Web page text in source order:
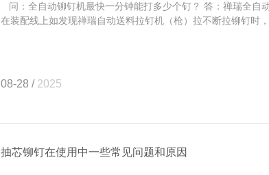
问：全自动铆钉机最快一分钟能打多少个钉？ 答：禅瑞全自
在装配线上如发现禅瑞自动送料拉钉机（枪）拉不断拉铆钉时，
08-28 /2025
抽芯铆钉在使用中一些常见问题和原因